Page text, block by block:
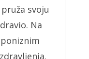
svoju
Na